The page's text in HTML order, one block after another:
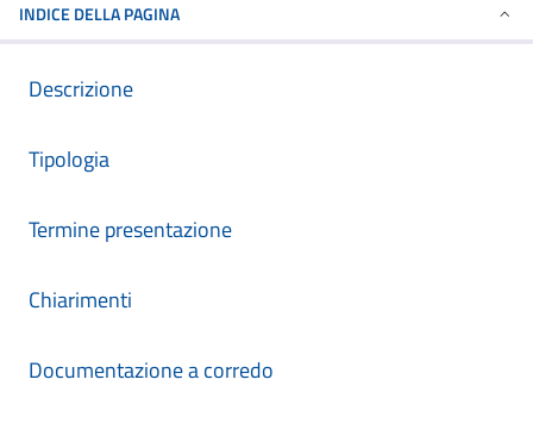
INDICE DELLA PAGINA
Descrizione
Tipologia
Termine presentazione
Chiarimenti
Documentazione a corredo